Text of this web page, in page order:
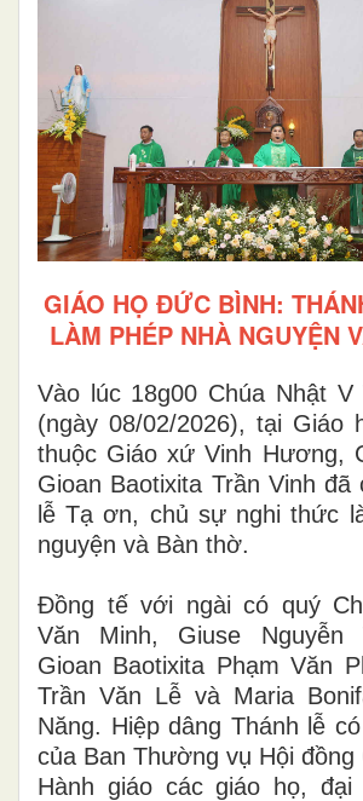
GIÁO HỌ ĐỨC BÌNH:
LÀM PHÉP NHÀ NGUYỆN
Vào lúc 18g00 Chúa Nhật V
(ngày 08/02/2026), tại Giáo
thuộc Giáo xứ Vinh Hương,
Gioan Baotixita Trần Vinh đã
lễ Tạ ơn, chủ sự nghi thức
nguyện và Bàn thờ.
Đồng tế với ngài có quý
Văn Minh, Giuse Nguyễn
Gioan Baotixita Phạm Văn
Trần Văn Lễ và Maria
Năng. Hiệp dâng Thánh lễ
của Ban Thường vụ Hội đồng
Hành giáo các giáo họ, đại